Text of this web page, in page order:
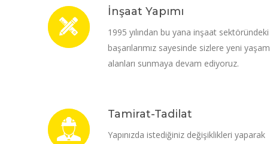
İnşaat Yapımı
1995 yılından bu yana inşaat sektöründeki
başarılarımız sayesinde sizlere yeni yaşam
alanları sunmaya devam ediyoruz.
Tamirat-Tadilat
Yapınızda istediğiniz değişiklikleri yaparak